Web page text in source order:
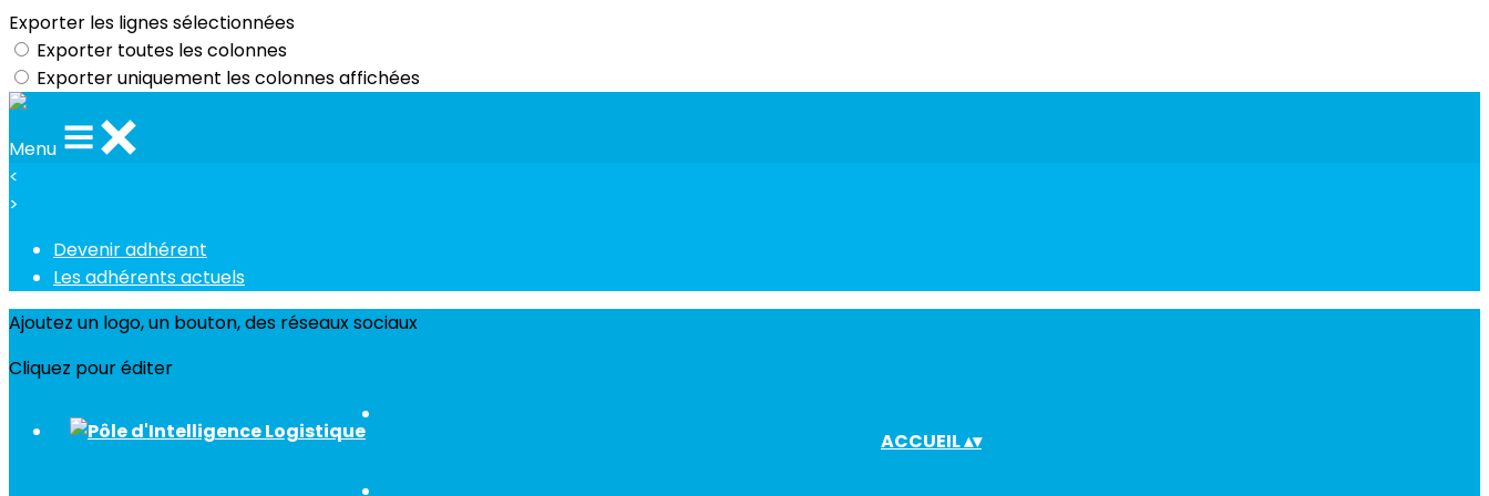
Exporter les lignes sélectionnées
Exporter toutes les colonnes
Exporter uniquement les colonnes affichées
Menu
<
>
Devenir adhérent
Les adhérents actuels
Ajoutez un logo, un bouton, des réseaux sociaux
Cliquez pour éditer
ACCUEIL▴▾